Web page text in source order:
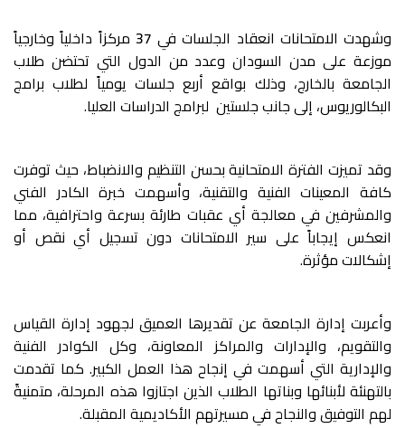
وشهدت الامتحانات انعقاد الجلسات في 37 مركزاً داخلياً وخارجياً
موزعة على مدن السودان وعدد من الدول التي تحتضن طلاب
الجامعة بالخارج، وذلك بواقع أربع جلسات يومياً لطلاب برامج
البكالوريوس، إلى جانب جلستين لبرامج الدراسات العليا.
وقد تميزت الفترة الامتحانية بحسن التنظيم والانضباط، حيث توفرت
كافة المعينات الفنية والتقنية، وأسهمت خبرة الكادر الفني
والمشرفين في معالجة أي عقبات طارئة بسرعة واحترافية، مما
انعكس إيجاباً على سير الامتحانات دون تسجيل أي نقص أو
إشكالات مؤثرة.
وأعربت إدارة الجامعة عن تقديرها العميق لجهود إدارة القياس
والتقويم، والإدارات والمراكز المعاونة، وكل الكوادر الفنية
والإدارية التي أسهمت في إنجاح هذا العمل الكبير. كما تقدمت
بالتهنئة لأبنائها وبناتها الطلاب الذين اجتازوا هذه المرحلة، متمنيةً
لهم التوفيق والنجاح في مسيرتهم الأكاديمية المقبلة.